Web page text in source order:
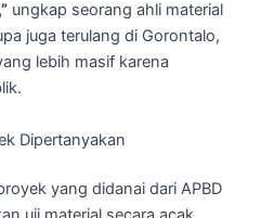
ungkap seorang ahli material
juga terulang di Gorontalo,
lebih masif karena
Dipertanyakan
yang didanai dari APBD